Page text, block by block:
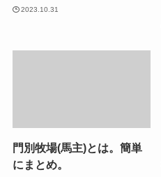
2023.10.31
門別牧場(馬主)とは。簡単
にまとめ。